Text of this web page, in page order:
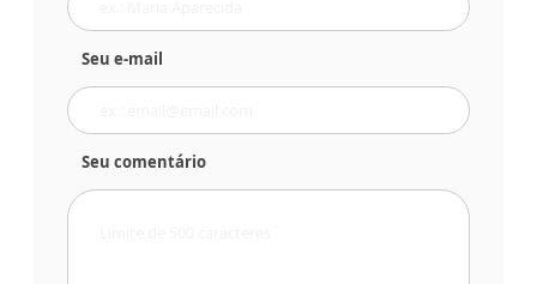
Seu e-mail
Seu comentário